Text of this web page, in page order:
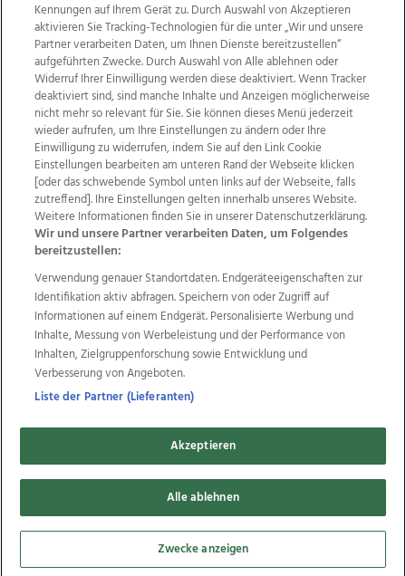
Wir über uns Mediadaten Kontakt
Jobs
Datenschutz
Impressum
AGB Anzeigekunden
AGB Website
Ehrenkodex Politische Werbung
Weitere Angebote des Medienhauses Wimmer
TV1 di-mog-i.at OÖNow
Ischler Woche
Life Radio
OÖNachrichten
OÖN Immobilien
OÖN Karriere
OÖN Reise
Promenaden Galerien
Regionaljobs
wasistlos.at wirtrauern.at
Copyrights © 2026 Tips Zeitungs GmbH & Co KG
developed by
Kennungen auf Ihrem Gerät zu. Durch Auswahl von Akzeptieren
aktivieren Sie Tracking-Technologien für die unter „Wir und unsere
Partner verarbeiten Daten, um Ihnen Dienste bereitzustellen“
aufgeführten Zwecke. Durch Auswahl von Alle ablehnen oder
Widerruf Ihrer Einwilligung werden diese deaktiviert. Wenn Tracker
deaktiviert sind, sind manche Inhalte und Anzeigen möglicherweise
nicht mehr so relevant für Sie. Sie können dieses Menü jederzeit
wieder aufrufen, um Ihre Einstellungen zu ändern oder Ihre
Einwilligung zu widerrufen, indem Sie auf den Link Cookie
Einstellungen bearbeiten am unteren Rand der Webseite klicken
[oder das schwebende Symbol unten links auf der Webseite, falls
zutreffend]. Ihre Einstellungen gelten innerhalb unseres Website.
Weitere Informationen finden Sie in unserer Datenschutzerklärung.
Wir und unsere Partner verarbeiten Daten, um Folgendes
bereitzustellen:
Verwendung genauer Standortdaten. Endgeräteeigenschaften zur
Identifikation aktiv abfragen. Speichern von oder Zugriff auf
Informationen auf einem Endgerät. Personalisierte Werbung und
Inhalte, Messung von Werbeleistung und der Performance von
Inhalten, Zielgruppenforschung sowie Entwicklung und
Verbesserung von Angeboten.
Liste der Partner (Lieferanten)
Akzeptieren
Alle ablehnen
Zwecke anzeigen